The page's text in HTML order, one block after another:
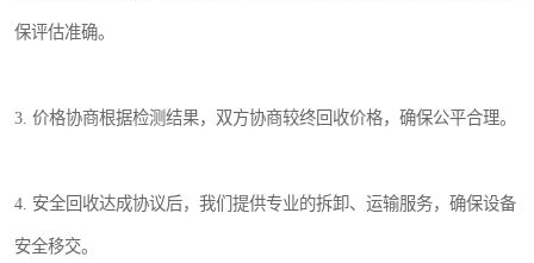
保评估准确。
3. 价格协商根据检测结果，双方协商较终回收价格，确保公平合理。
4. 安全回收达成协议后，我们提供专业的拆卸、运输服务，确保设备
安全移交。